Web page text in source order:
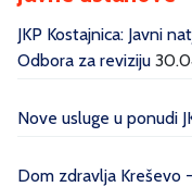
JKP Kostajnica: Javni
Odbora za reviziju
Nove usluge u ponudi
Dom zdravlja Kreševo